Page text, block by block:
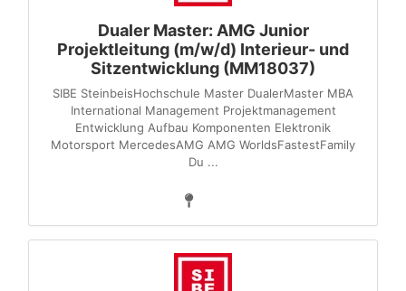
Dualer Master: AMG Junior
Projektleitung (m/w/d) Interieur- und
Sitzentwicklung (MM18037)
SIBE SteinbeisHochschule Master DualerMaster MBA
International Management Projektmanagement
Entwicklung Aufbau Komponenten Elektronik
Motorsport MercedesAMG AMG WorldsFastestFamily
Du ...